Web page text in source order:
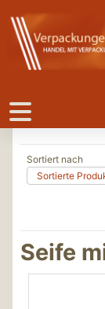
Sortiert nach
Sortierte
Seife